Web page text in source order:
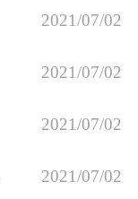
2021/07/02
2021/07/02
2021/07/02
2021/07/02